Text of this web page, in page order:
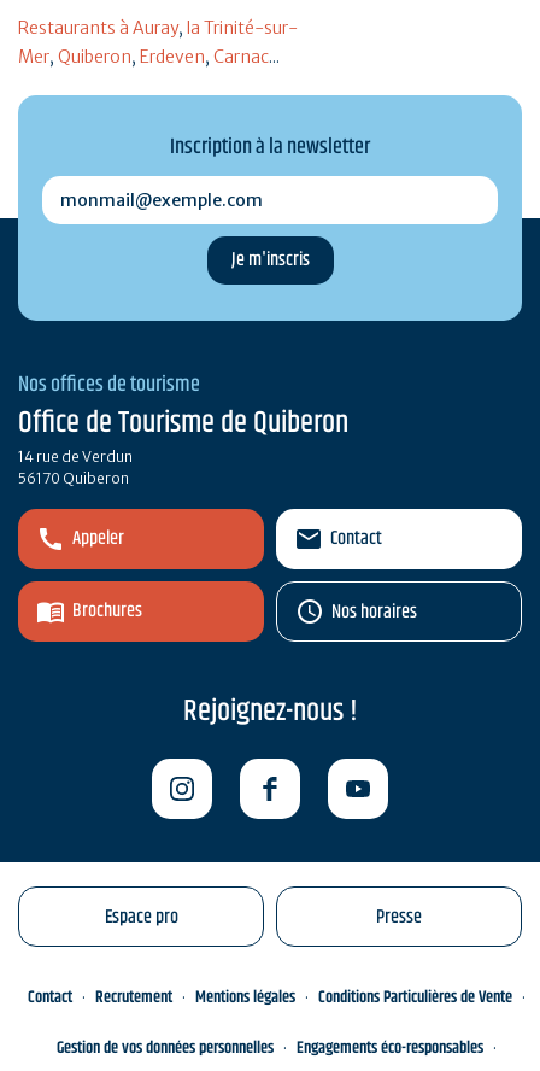
Restaurants à Auray, la Trinité-sur-
Mer, Quiberon, Erdeven, Carnac...
Inscription à la newsletter
monmail@exemple.com
Nos offices de tourisme
Office de Tourisme de Quiberon
14 rue de Verdun
56170 Quiberon
Appeler
Brochures
Contact
Nos horaires
Rejoignez-nous !
Espace pro Presse
Contact Recrutement Mentions légales
Conditions Particulières de Vente
Gestion de vos données personnelles
Engagements éco-responsables